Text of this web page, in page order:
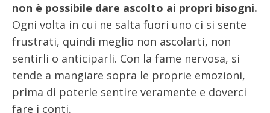
non è possibile dare ascolto ai propri bisogni.
Ogni volta in cui ne salta fuori uno ci si sente
frustrati, quindi meglio non ascolarti, non
sentirli o anticiparli. Con la fame nervosa, si
tende a mangiare sopra le proprie emozioni,
prima di poterle sentire veramente e doverci
fare i conti.